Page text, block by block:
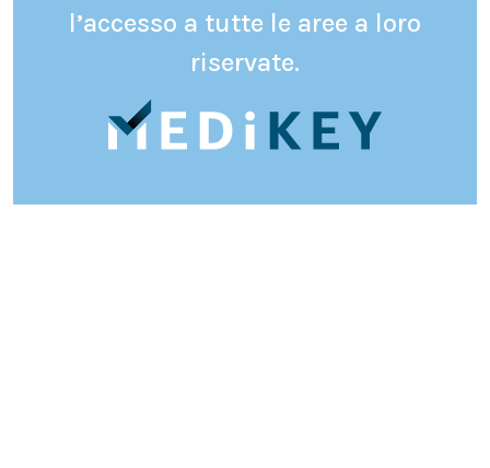
l’accesso a tutte le aree a loro
riservate.